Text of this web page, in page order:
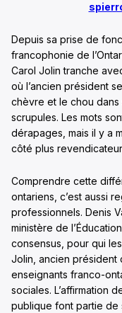
Depuis sa prise de
francophonie de
Carol Jolin tranche
où l’ancien président
chèvre et le chou dans
scrupules. Les mots
dérapages, mais il y a
côté plus
Comprendre cette
ontariens, c’est aussi
professionnels. Denis
ministère de
consensus, pour qui
Jolin, ancien président
enseignants franco-
sociales. L’affirmation
publique font partie de